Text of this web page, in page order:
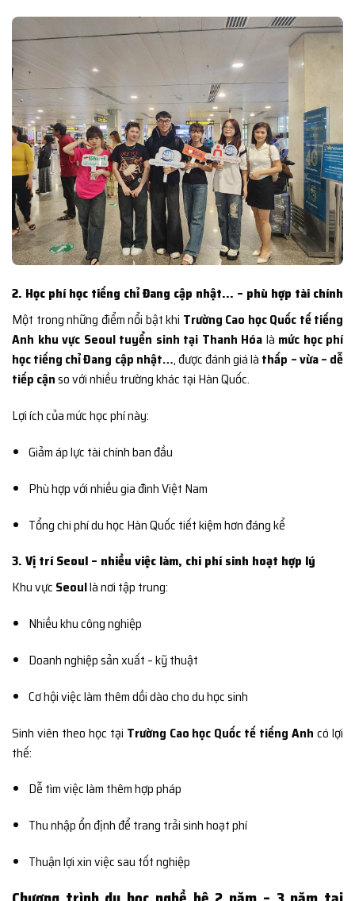
2. Học phí học tiếng chỉ Đang cập nhật… – phù hợp tài chính
Một trong những điểm nổi bật khi Trường Cao học Quốc tế tiếng
Anh khu vực Seoul tuyển sinh tại Thanh Hóa là mức học phí
học tiếng chỉ Đang cập nhật…, được đánh giá là thấp – vừa – dễ
tiếp cậnso với nhiều trường khác tại Hàn Quốc.
Lợi ích của mức học phí này:
Giảm áp lực tài chính ban đầu
Phù hợp với nhiều gia đình Việt Nam
Tổng chi phí du học Hàn Quốc tiết kiệm hơn đáng kể
3. Vị trí Seoul – nhiều việc làm, chi phí sinh hoạt hợp lý
Khu vực Seoullà nơi tập trung:
Nhiều khu công nghiệp
Doanh nghiệp sản xuất – kỹ thuật
Cơ hội việc làm thêm dồi dào cho du học sinh
Sinh viên theo học tại Trường Cao học Quốc tế tiếng Anh có lợi
thế:
Dễ tìm việc làm thêm hợp pháp
Thu nhập ổn định để trang trải sinh hoạt phí
Thuận lợi xin việc sau tốt nghiệp